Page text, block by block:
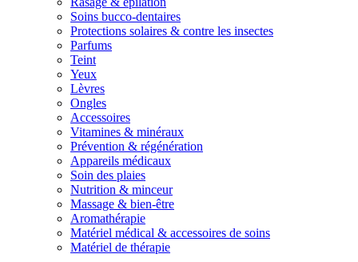
Soins bucco-dentaires
Protections solaires & contre les insectes
Parfums
Teint
Yeux
Lèvres
Ongles
Accessoires
Vitamines & minéraux
Prévention & régénération
Appareils médicaux
Soin des plaies
Nutrition & minceur
Massage & bien-être
Aromathérapie
Matériel médical & accessoires de soins
Matériel de thérapie